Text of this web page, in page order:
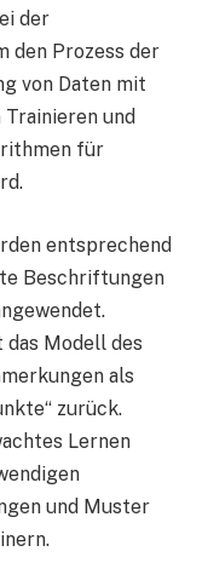
der
den Prozess der
von Daten mit
und
für
entsprechend
Beschriftungen
Modell des
als
zurück.
Lernen
und Muster